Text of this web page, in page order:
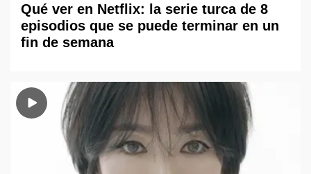
Qué ver en Netflix: la serie turca de 8
episodios que se puede terminar en un
fin de semana